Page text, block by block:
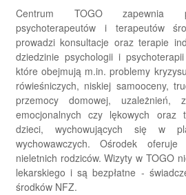
Centrum TOGO zapewnia
psychoterapeutów i terapeutów
prowadzi konsultacje oraz terapie
dziedzinie psychologii i
które obejmują m.in. problemy
rówieśniczych, niskiej samooceny,
przemocy domowej, uzależnień,
emocjonalnych czy lękowych oraz
dzieci, wychowujących się w
wychowawczych. Ośrodek
nieletnich rodziców. Wizyty w TOGO
lekarskiego i są bezpłatne -
środków NFZ.